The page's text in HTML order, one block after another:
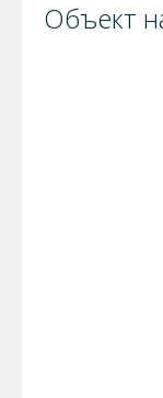
Объект